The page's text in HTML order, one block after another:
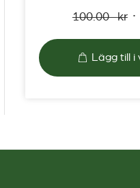
100.00kr
Lägg till i